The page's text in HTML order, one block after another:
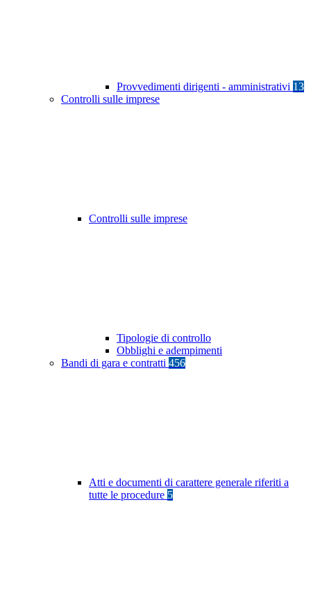
Provvedimenti dirigenti - amministrativi 13
Controlli sulle imprese
Controlli sulle imprese
Tipologie di controllo
Obblighi e adempimenti
Bandi di gara e contratti 456
Atti e documenti di carattere generale riferiti a
tutte le procedure 5